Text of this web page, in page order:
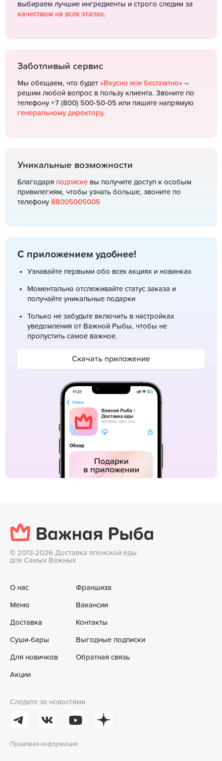
выбираем лучшие ингредиенты и строго следим за
качеством на всех этапах.
Заботливый сервис
Мы обещаем, что будет «Вкусно или бесплатно» –
решим любой вопрос в пользу клиента. Звоните по
телефону +7 (800) 500-50-05 или пишите напрямую
генеральному директору.
Уникальные возможности
Благодаря подписке вы получите доступ к особым
привилегиям, чтобы узнать больше, звоните по
телефону 88005005005
С приложением удобнее!
Узнавайте первыми обо всех акциях и новинках
Моментально отслеживайте статус заказа и
получайте уникальные подарки
Только не забудьте включить в настройках
уведомления от Важной Рыбы, чтобы не
пропустить самое важное.
Скачать приложение
© 2013-2026 Доставка японской еды
для Самых Важных
О нас
Меню
Доставка
Суши-бары
Для новичков
Акции
Франшиза
Вакансии
Контакты
Выгодные подписки
Обратная связь
Следите за новостями
Правовая информация